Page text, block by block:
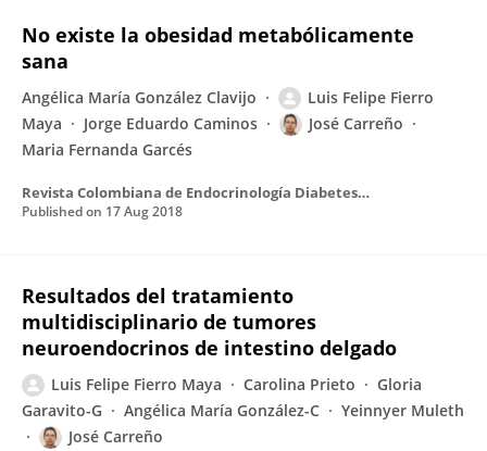
No existe la obesidad metabólicamente
sana
Angélica María González Clavijo
Luis Felipe Fierro
Maya
Jorge Eduardo Caminos
José Carreño
Maria Fernanda Garcés
Revista Colombiana de Endocrinología Diabetes & Metabolismo
Published on 17 Aug 2018
Resultados del tratamiento
multidisciplinario de tumores
neuroendocrinos de intestino delgado
Luis Felipe Fierro Maya Carolina Prieto
Gloria
Garavito-G
Angélica María González-C
Yeinnyer Muleth
José Carreño